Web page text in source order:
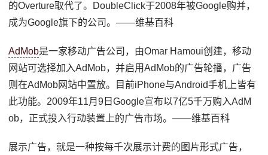
的Overture取代了。DoubleClick于2008年被Google购并，
成为Google旗下的公司。——维基百科
AdMob是一家移动广告公司，由Omar Hamoui创建，移动
网站可选择加入AdMob，并启用AdMob的广告轮播，广告
则在AdMob网站中置放。目前iPhone与Android手机上皆有
此功能。2009年11月9日Google宣布以7亿5千万购入AdM
ob，正式投入行动装置上的广告市场。——维基百科
展示广告，就是一种按每千次展示计费的图片形式广告，